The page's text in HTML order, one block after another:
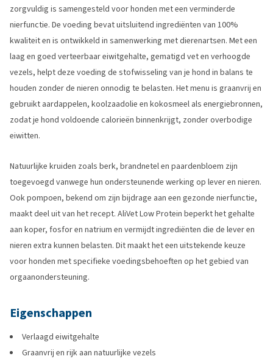
zorgvuldig is samengesteld voor honden met een verminderde
nierfunctie. De voeding bevat uitsluitend ingrediënten van 100%
kwaliteit en is ontwikkeld in samenwerking met dierenartsen. Met een
laag en goed verteerbaar eiwitgehalte, gematigd vet en verhoogde
vezels, helpt deze voeding de stofwisseling van je hond in balans te
houden zonder de nieren onnodig te belasten. Het menu is graanvrij en
gebruikt aardappelen, koolzaadolie en kokosmeel als energiebronnen,
zodat je hond voldoende calorieën binnenkrijgt, zonder overbodige
eiwitten.
Natuurlijke kruiden zoals berk, brandnetel en paardenbloem zijn
toegevoegd vanwege hun ondersteunende werking op lever en nieren.
Ook pompoen, bekend om zijn bijdrage aan een gezonde nierfunctie,
maakt deel uit van het recept. AliVet Low Protein beperkt het gehalte
aan koper, fosfor en natrium en vermijdt ingrediënten die de lever en
nieren extra kunnen belasten. Dit maakt het een uitstekende keuze
voor honden met specifieke voedingsbehoeften op het gebied van
orgaanondersteuning.
Eigenschappen
Verlaagd eiwitgehalte
Graanvrij en rijk aan natuurlijke vezels